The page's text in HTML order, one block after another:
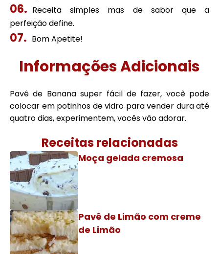
Receita simples mas de sabor que a
perfeição define.
Bom Apetite!
Informações Adicionais
Pavê de Banana super fácil de fazer, você pode
colocar em potinhos de vidro para vender dura até
quatro dias, experimentem, vocês vão adorar.
Receitas relacionadas
Moça gelada cremosa
Pavê de Limão com creme
de Limão